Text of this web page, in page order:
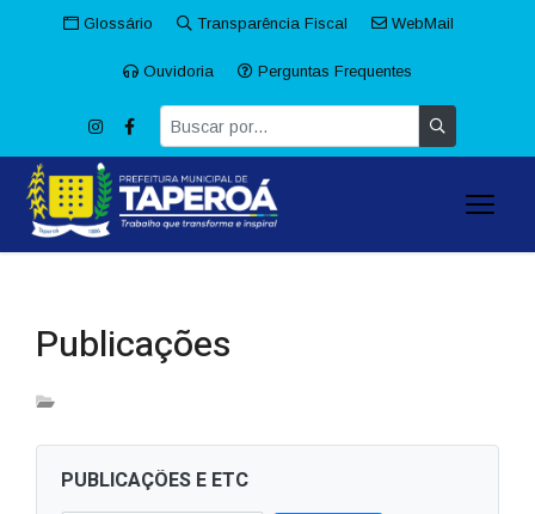
Glossário Transparência Fiscal WebMail
Ouvidoria Perguntas Frequentes
Publicações
PUBLICAÇÕES E ETC